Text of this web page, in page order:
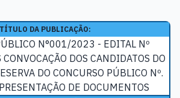
TÍTULO DA PUBLICAÇÃO:
N°001/2023 - EDITAL Nº
DOS CANDIDATOS DO
DO CONCURSO PÚBLICO Nº.
DE DOCUMENTOS